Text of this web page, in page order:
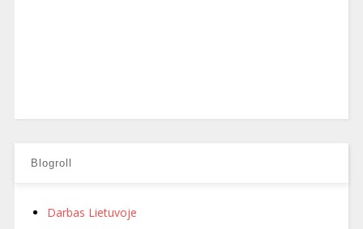
Blogroll
Darbas Lietuvoje